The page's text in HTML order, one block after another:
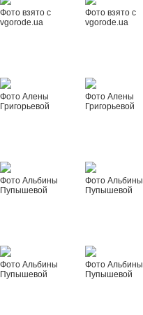
Фото взято с
vgorode.ua
Фото взято с
vgorode.ua
Фото Алены
Григорьевой
Фото Алены
Григорьевой
Фото Альбины
Пупышевой
Фото Альбины
Пупышевой
Фото Альбины
Пупышевой
Фото Альбины
Пупышевой